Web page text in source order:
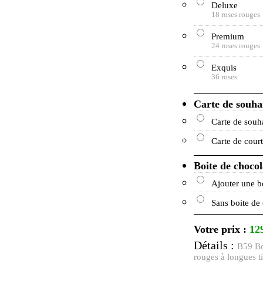
Deluxe
18 roses rouges
Premium
24 roses rouges
Exquis
36 roses
Carte de
Carte de
Carte de
Boite de
Ajouter une
Sans boite
Votre prix :
Détails : B59
rouges à longues